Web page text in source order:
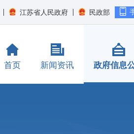
江苏省人民政府 民政部
首页 新闻资讯 政府信息